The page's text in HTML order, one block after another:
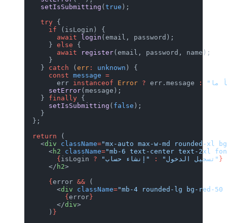
    setIsSubmitting
( true );
    try
{
      if
(isLogin) {
        await
login (email, password);
      }
else {
        await
register (email, password, name);
      }
    }
catch ( err unknown
) {
      const
message =
        err
instanceof Error ? err.message
      setError
(message);
    }
finally {
      setIsSubmitting
(false );
    }
  };
  return
(
    <
div className="mx-auto max-w-md rounded-xl
      <
h2 className="mb-6 text-center text-2xl
        {
isLogin "تسجيل الدخول" : "إنشاء حساب"
      </
h2
      {
error &&
(
        <
div className="mb-4 rounded-lg bg-red-
          {
error
        </
div
      )